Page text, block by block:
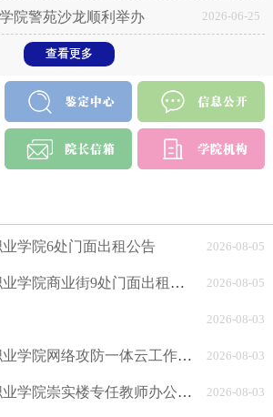
院警苑沙龙顺利举办 2026-06-25
查看更多
学院6处门面出租公告 2026-08-05
湖南司法警官职业学院商业街9处门面出租公告 2026-08-05
2026-08-03
湖南司法警官职业学院网络攻防一体云工作室采购项目招标公告 2026-08-03
湖南司法警官职业学院崇实楼专任教师办公室改造项目磋商公告 2026-08-03